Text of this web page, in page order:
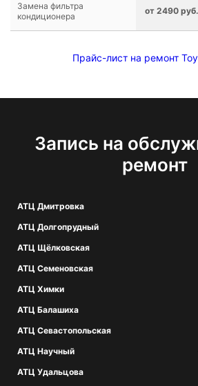
Замена фильтра
кондиционера
от 2490 руб.
Прайс-лист на ремонт
Запись на
ремонт
АТЦ Дмитровка
АТЦ Долгопрудный
АТЦ Щёлковская
АТЦ Семеновская
АТЦ Химки
АТЦ Балашиха
АТЦ Севастопольская
АТЦ Научный
АТЦ Удальцова